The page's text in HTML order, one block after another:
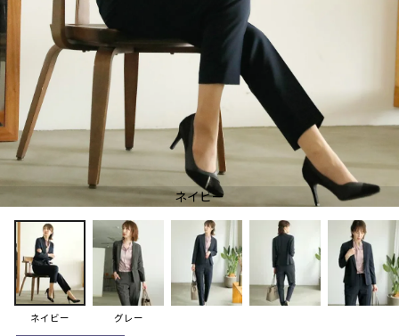
ネイビー
ネイビー グレー